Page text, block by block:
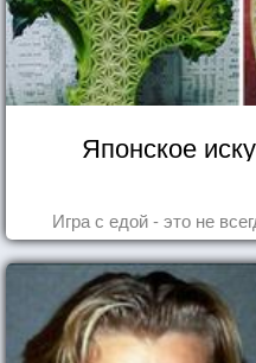
Японское
Игра с едой - это не